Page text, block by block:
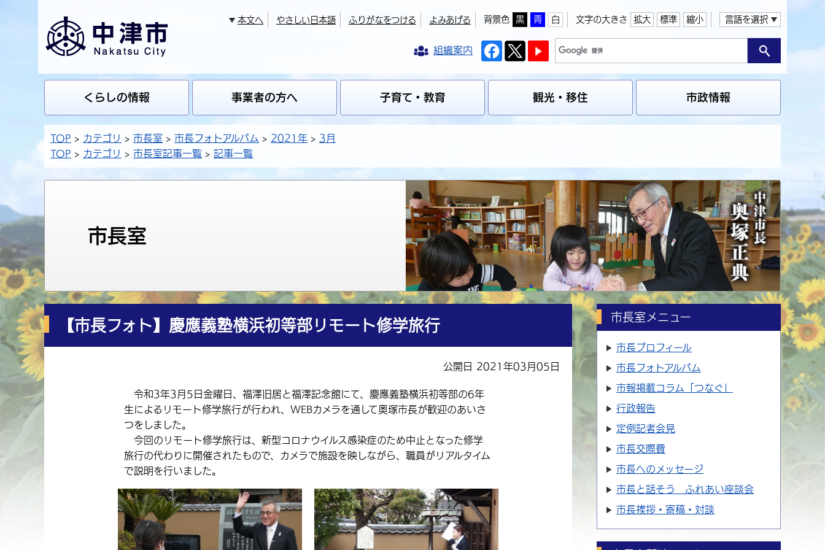
本文へ やさしい日本語 ふりがなをつける よみあげる 背景色 黒 青 白 文字の大きさ 拡大 標準 縮小 言語を選択
組織案内
くらしの情報 事業者の方へ 子育て・教育 観光・移住 市政情報
TOP カテゴリ 市長室 市長フォトアルバム 2021年
3月
TOP
カテゴリ 市長室記事一覧 記事一覧
市長室
【市長フォト】慶應義塾横浜初等部リモート修学旅行
公開日 2021年03月05日
令和3年3月5日金曜日、福澤旧居と福澤記念館にて、慶應義塾横浜初等部の6年
生によるリモート修学旅行が行われ、WEBカメラを通して奥塚市長が歓迎のあいさ
つをしました。
今回のリモート修学旅行は、新型コロナウイルス感染症のため中止となった修学
旅行の代わりに開催されたもので、カメラで施設を映しながら、職員がリアルタイム
で説明を行いました。
市長室メニュー
市長プロフィール
市長フォトアルバム
市報掲載コラム「つなぐ」
行政報告
定例記者会見
市長交際費
市長へのメッセージ
市長と話そう ふれあい座談会
市長挨拶・寄稿・対談